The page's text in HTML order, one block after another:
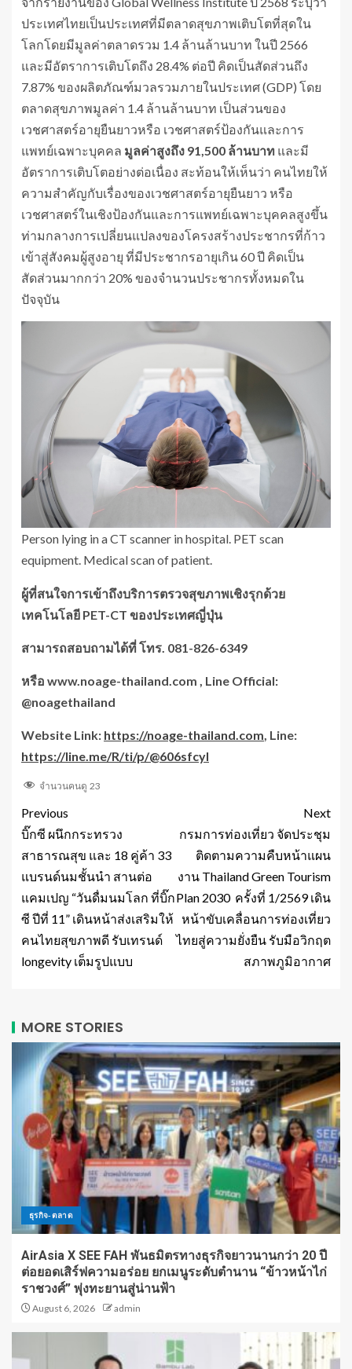
ประเทศไทยเป็นประเทศที่มีตลาดสุขภาพเติบโตที่สุดใน
โลกโดยมีมูลค่าตลาดรวม 1.4 ล้านล้านบาท ในปี 2566
และมีอัตราการเติบโตถึง 28.4% ต่อปี คิดเป็นสัดส่วนถึง
7.87% ของผลิตภัณฑ์มวลรวมภายในประเทศ (GDP) โดย
ตลาดสุขภาพมูลค่า 1.4 ล้านล้านบาท เป็นส่วนของ
เวชศาสตร์อายุยืนยาวหรือ เวชศาสตร์ป้องกันและการ
แพทย์เฉพาะบุคคล มูลค่าสูงถึง 91,500 ล้านบาท และมี
อัตราการเติบโตอย่างต่อเนื่อง สะท้อนให้เห็นว่า คนไทยให้
ความสำคัญกับเรื่องของเวชศาสตร์อายุยืนยาว หรือ
เวชศาสตร์ในเชิงป้องกันและการแพทย์เฉพาะบุคคลสูงขึ้น
ท่ามกลางการเปลี่ยนแปลงของโครงสร้างประชากรที่ก้าว
เข้าสู่สังคมผู้สูงอายุ ที่มีประชากรอายุเกิน 60 ปี คิดเป็น
สัดส่วนมากกว่า 20% ของจำนวนประชากรทั้งหมดใน
ปัจจุบัน
Person lying in a CT scanner in hospital. PET scan
equipment. Medical scan of patient.
ผู้ที่สนใจการเข้าถึงบริการตรวจสุขภาพเชิงรุกด้วย
เทคโนโลยี PET-CT ของประเทศญี่ปุ่น
สามารถสอบถามได้ที่ โทร. 081-826-6349
หรือ www.noage-thailand.com , Line Official:
@noagethailand
Website Link: https://noage-thailand.com , Line:
https://line.me/R/ti/p/@606sfcyl
จำนวนคนดู 23
Previous
บิ๊กซี ผนึกกระทรวง
สาธารณสุข และ 18 คู่ค้า 33
แบรนด์นมชั้นนำ สานต่อ
แคมเปญ “วันดื่มนมโลก ที่บิ๊ก
ซี ปีที่ 11” เดินหน้าส่งเสริมให้
คนไทยสุขภาพดี รับเทรนด์
longevity เต็มรูปแบบ
Next
กรมการท่องเที่ยว จัดประชุม
ติดตามความคืบหน้าแผน
งาน Thailand Green Tourism
Plan 2030 ครั้งที่ 1/2569 เดิน
หน้าขับเคลื่อนการท่องเที่ยว
ไทยสู่ความยั่งยืน รับมือวิกฤต
สภาพภูมิอากาศ
MORE STORIES
ธุรกิจ-ตลาด
AirAsia X SEE FAH พันธมิตรทางธุรกิจยาวนานกว่า 20 ปี
ต่อยอดเสิร์ฟความอร่อย ยกเมนูระดับตำนาน “ข้าวหน้าไก่
ราชวงศ์” พุ่งทะยานสู่น่านฟ้า
August 6, 2026 admin